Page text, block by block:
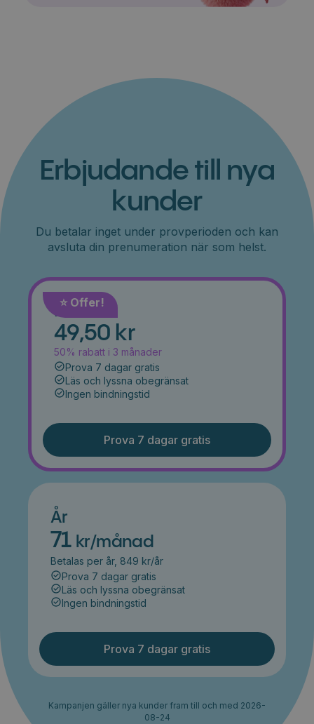
Erbjudande till nya
kunder
Du betalar inget under provperioden och kan
avsluta din prenumeration när som helst.
⭐️ Offer!
Månad
49,50 kr
50% rabatt i 3 månader
Prova 7 dagar gratis
Läs och lyssna obegränsat
Ingen bindningstid
Prova 7 dagar gratis
År
71 kr/månad
Betalas per år, 849 kr/år
Prova 7 dagar gratis
Läs och lyssna obegränsat
Ingen bindningstid
Prova 7 dagar gratis
Kampanjen gäller nya kunder fram till och med 2026-
08-24